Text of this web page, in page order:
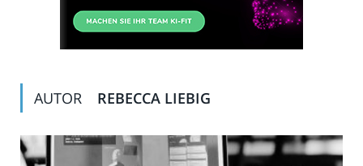
AUTOR REBECCA LIEBIG